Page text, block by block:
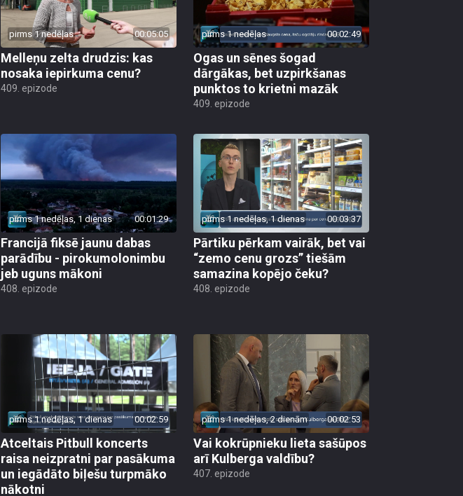
pirms 1 nedēļas 00:05:05
Melleņu zelta drudzis: kas
nosaka iepirkuma cenu?
409. epizode
pirms 1 nedēļas 00:02:49
Ogas un sēnes šogad
dārgākas, bet uzpirkšanas
punktos to krietni mazāk
409. epizode
pirms 1 nedēļas, 1 dienas 00:01:29
Francijā fiksē jaunu dabas
parādību - pirokumolonimbu
jeb uguns mākoni
408. epizode
pirms 1 nedēļas, 1 dienas 00:03:37
Pārtiku pērkam vairāk, bet vai
“zemo cenu grozs” tiešām
samazina kopējo čeku?
408. epizode
pirms 1 nedēļas, 1 dienas 00:02:59
Atceltais Pitbull koncerts
raisa neizpratni par pasākuma
un iegādāto biļešu turpmāko
nākotni
pirms 1 nedēļas, 2 dienām 00:02:53
Vai kokrūpnieku lieta sašūpos
arī Kulberga valdību?
407. epizode